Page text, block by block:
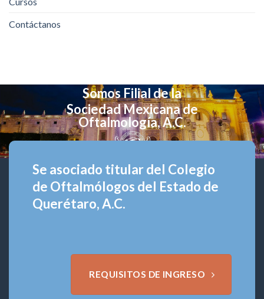
Contáctanos
Somos Filial de la
Sociedad Mexicana de
Oftalmología, A.C.
Se asociado titular del Colegio
de Oftalmólogos del Estado de
Querétaro, A.C.
REQUISITOS DE INGRESO